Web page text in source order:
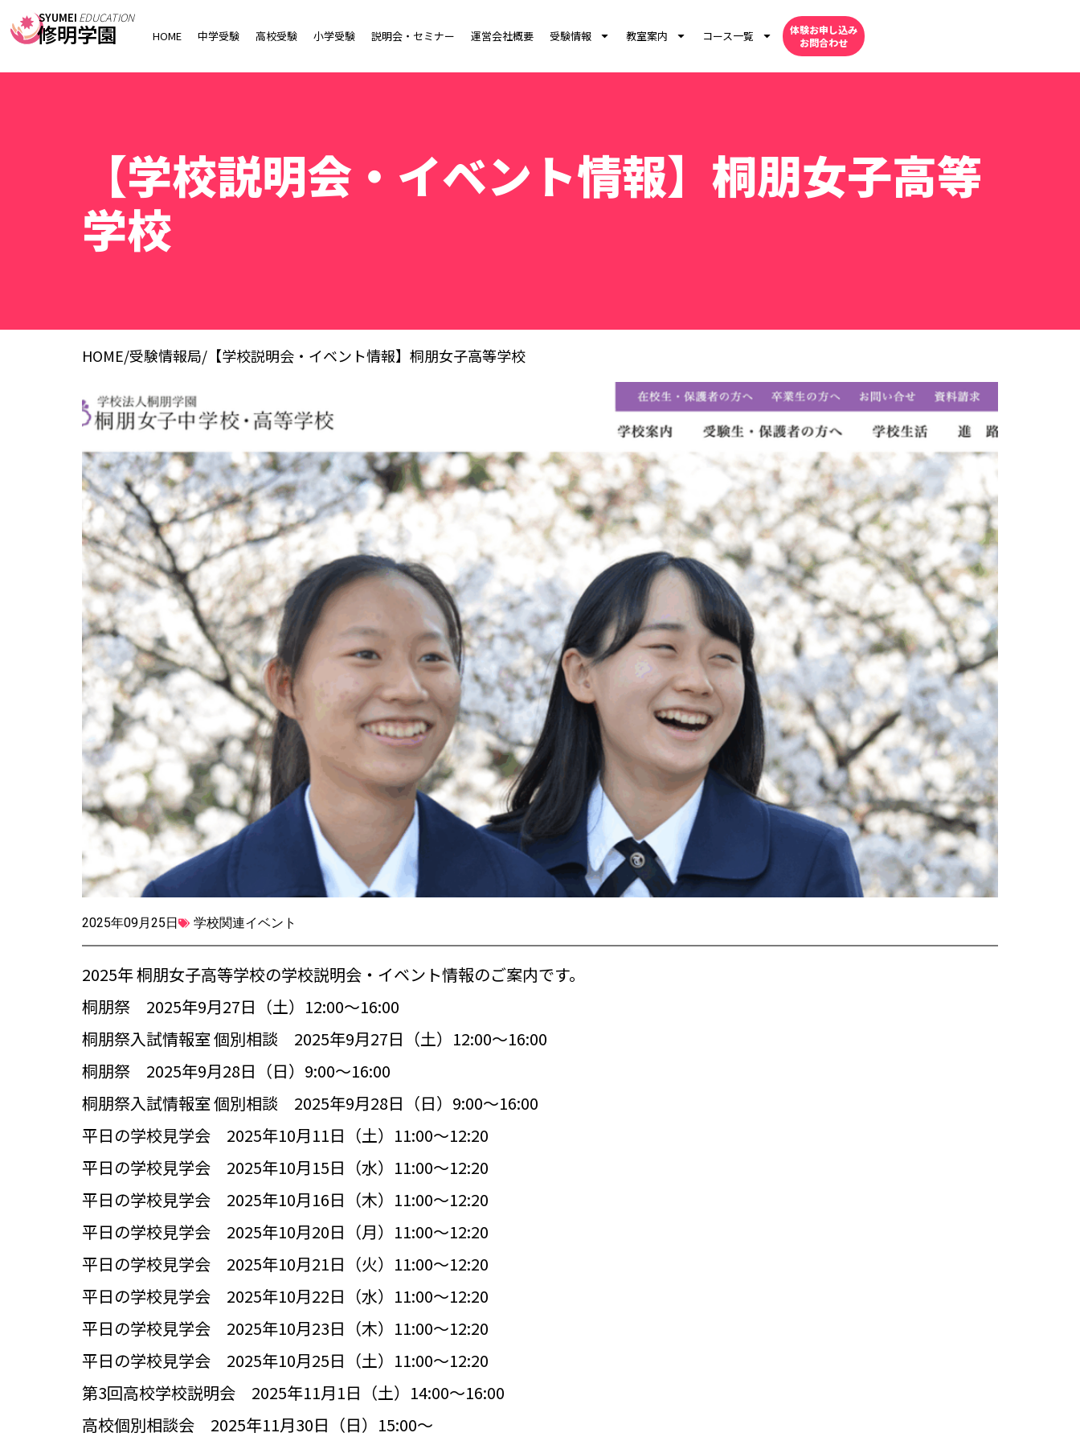
SYUMEI EDUCATION
修明学園 HOME 中学受験 高校受験 小学受験 説明会・セミナー 運営会社概要 受験情報 教室案内 コース一覧
体験お申し込み
お問合わせ
【学校説明会・イベント情報】桐朋女子高等
学校
HOME/受験情報局/ 【学校説明会・イベント情報】桐朋女子高等学校
2025年09月25日 学校関連イベント
2025年 桐朋女子高等学校の学校説明会・イベント情報のご案内です。
桐朋祭 2025年9月27日（土）12:00～16:00
桐朋祭入試情報室 個別相談 2025年9月27日（土）12:00～16:00
桐朋祭 2025年9月28日（日）9:00～16:00
桐朋祭入試情報室 個別相談 2025年9月28日（日）9:00～16:00
平日の学校見学会 2025年10月11日（土）11:00～12:20
平日の学校見学会 2025年10月15日（水）11:00～12:20
平日の学校見学会 2025年10月16日（木）11:00～12:20
平日の学校見学会 2025年10月20日（月）11:00～12:20
平日の学校見学会 2025年10月21日（火）11:00～12:20
平日の学校見学会 2025年10月22日（水）11:00～12:20
平日の学校見学会 2025年10月23日（木）11:00～12:20
平日の学校見学会 2025年10月25日（土）11:00～12:20
第3回高校学校説明会 2025年11月1日（土）14:00～16:00
高校個別相談会 2025年11月30日（日）15:00～